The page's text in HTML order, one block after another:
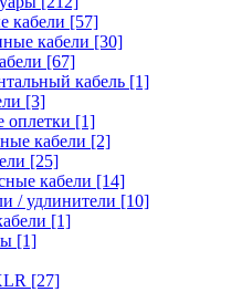
кабели [57]
кабели [30]
[67]
кабель [1]
[3]
оплетки [1]
кабели [2]
[25]
кабели [14]
/ удлинители [10]
[1]
[1]
[27]